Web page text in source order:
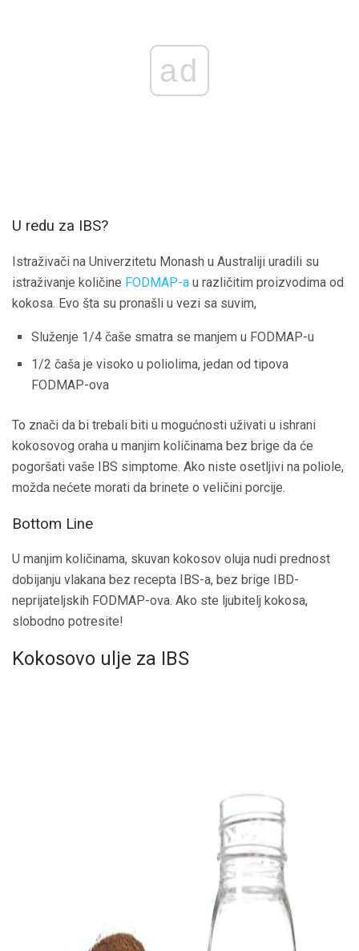
ad
U redu za IBS?
Istraživači na Univerzitetu Monash u Australiji uradili su
istraživanje količine FODMAP-a u različitim proizvodima od
kokosa. Evo šta su pronašli u vezi sa suvim,
Služenje 1/4 čaše smatra se manjem u FODMAP-u
1/2 čaša je visoko u poliolima, jedan od tipova
FODMAP-ova
To znači da bi trebali biti u mogućnosti uživati ​​u ishrani
kokosovog oraha u manjim količinama bez brige da će
pogoršati vaše IBS simptome. Ako niste osetljivi na poliole,
možda nećete morati da brinete o veličini porcije.
Bottom Line
U manjim količinama, skuvan kokosov oluja nudi prednost
dobijanju vlakana bez recepta IBS-a, bez brige IBD-
neprijateljskih FODMAP-ova. Ako ste ljubitelj kokosa,
slobodno potresite!
Kokosovo ulje za IBS